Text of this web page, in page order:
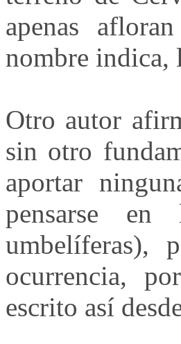
apenas
nombre indica,
Otro autor
sin otro
aportar
pensarse en
umbelíferas),
ocurrencia,
escrito así